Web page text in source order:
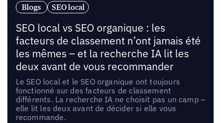
Blogs SEO local
SEO local vs SEO organique : les
facteurs de classement n’ont jamais été
les mêmes – et la recherche IA lit les
deux avant de vous recommander
Le SEO local et le SEO organique ont toujours
fonctionné sur des facteurs de classement
différents. La recherche IA ne choisit pas un camp –
elle lit les deux avant de décider si elle vous
recommande.